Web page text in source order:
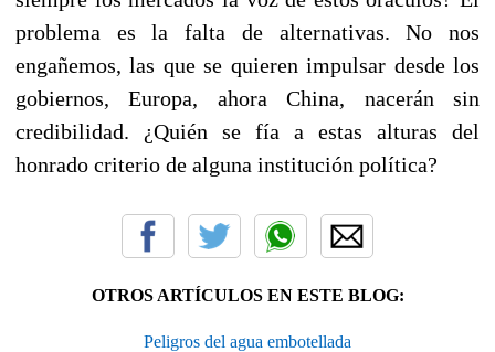
problema es la falta de alternativas. No nos
engañemos, las que se quieren impulsar desde los
gobiernos, Europa, ahora China, nacerán sin
credibilidad. ¿Quién se fía a estas alturas del
honrado criterio de alguna institución política?
OTROS ARTÍCULOS EN ESTE BLOG:
Peligros del agua embotellada